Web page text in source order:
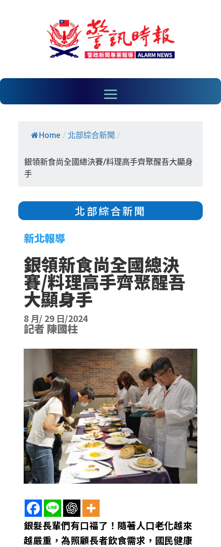
Home / 北部綜合新聞 /
銀領新食尚全國總決賽/料理高手齊聚醒吾大顯身
手
北部綜合新聞
新北報導
銀領新食尚全國總決
賽/料理高手齊聚醒吾
大顯身手
8 月/ 29 日/2024
記者 陳國柱
銀髮長輩們有口福了！隨著人口老化越來
越嚴重，為照顧長者飲食需求，國民健康